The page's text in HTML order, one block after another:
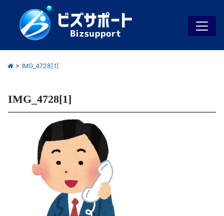
> IMG_4728[1]
IMG_4728[1]